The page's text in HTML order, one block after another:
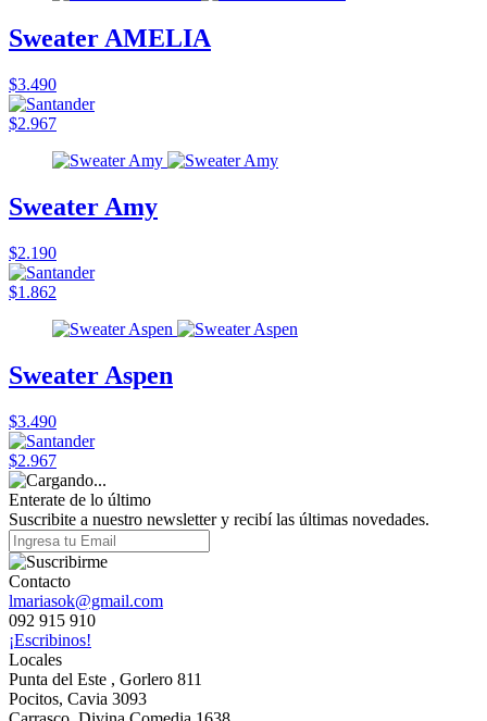
Sweater AMELIA
$3.490
$2.967
Sweater Amy
$2.190
$1.862
Sweater Aspen
$3.490
$2.967
Enterate de lo último
Suscribite a nuestro newsletter y recibí las últimas novedades.
Contacto
lmariasok@gmail.com
092 915 910
¡Escribinos!
Locales
Punta del Este , Gorlero 811
Pocitos, Cavia 3093